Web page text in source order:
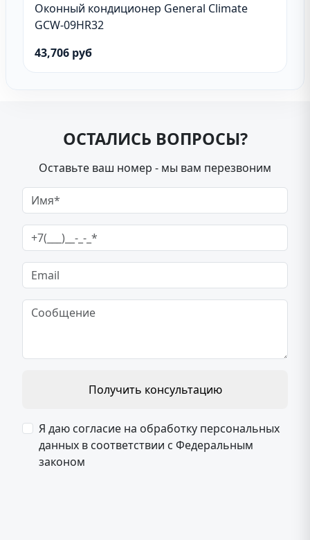
Оконный кондиционер General Climate
GCW-09HR32
43,706 руб
ОСТАЛИСЬ ВОПРОСЫ?
Оставьте ваш номер - мы вам перезвоним
Получить консультацию
Я даю согласие на обработку персональных
данных в соответствии с Федеральным
законом